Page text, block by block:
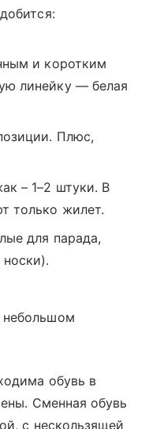
и коротким
линейку — белая
Плюс,
– 1–2 штуки. В
только жилет.
для парада,
небольшом
обувь в
Сменная обувь
с нескользящей